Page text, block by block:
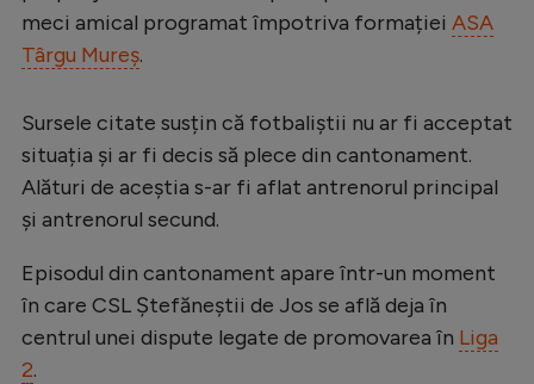
meci amical programat împotriva formației ASA
Târgu Mureș.
Sursele citate susțin că fotbaliștii nu ar fi acceptat
situația și ar fi decis să plece din cantonament.
Alături de aceștia s-ar fi aflat antrenorul principal
și antrenorul secund.
Episodul din cantonament apare într-un moment
în care CSL Ștefăneștii de Jos se află deja în
centrul unei dispute legate de promovarea în Liga
2.